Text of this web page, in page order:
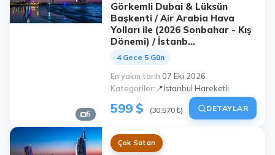
5
Görkemli Dubai & Lüksün
Başkenti / Air Arabia Hava
Yolları ile (2026 Sonbahar - Kış
Dönemi) / İstanb...
4 Gece 5 Gün
En yakın tarih 07 Eki 2026
Kategoriler 📍İstanbul Hareketli
599 $ (30,570 ₺) DETAYLAR
Çok Satan